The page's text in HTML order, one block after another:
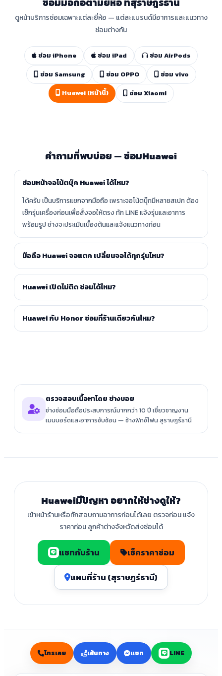
ซ่อมมือถือตามยี่ห้อ ที่สุราษฎร์ธานี
ดูหน้าบริการซ่อมเฉพาะแต่ละยี่ห้อ — แต่ละแบรนด์มีอาการและแนวทาง
ซ่อมต่างกัน
ซ่อม iPhone ซ่อม iPad
ซ่อม AirPods
ซ่อม Samsung
ซ่อม OPPO
ซ่อม vivo
Huawei (หน้านี้)
ซ่อม Xiaomi
คำถามที่พบบ่อย — ซ่อมHuawei
ซ่อมหน้าจอโน้ตบุ๊ก Huawei ได้ไหม?
ได้ครับ เป็นบริการแยกจากมือถือ เพราะจอโน้ตบุ๊กมีหลายสเปก ต้อง
เช็กรุ่นเครื่องก่อนเพื่อสั่งจอให้ตรง ทัก LINE แจ้งรุ่นและอาการ
พร้อมรูป ช่างจะประเมินเบื้องต้นและแจ้งแนวทางก่อน
มือถือ Huawei จอแตก เปลี่ยนจอได้ทุกรุ่นไหม?
Huawei เปิดไม่ติด ซ่อมได้ไหม?
Huawei กับ Honor ซ่อมที่ร้านเดียวกันไหม?
ตรวจสอบเนื้อหาโดย ช่างบอย
ช่างซ่อมมือถือประสบการณ์มากกว่า 10 ปี เชี่ยวชาญงาน
เมนบอร์ดและอาการซับซ้อน — ช้างฟิกซ์โฟน สุราษฎร์ธานี
Huaweiมีปัญหา อยากให้ช่างดูให้?
เข้าหน้าร้านหรือทักสอบถามอาการก่อนได้เลย ตรวจก่อน แจ้ง
ราคาก่อน ลูกค้าต่างจังหวัดส่งซ่อมได้
แชทกับร้าน เช็คราคาซ่อม
แผนที่ร้าน (สุราษฎร์ธานี)
โทรเลย เส้นทาง แชท LINE